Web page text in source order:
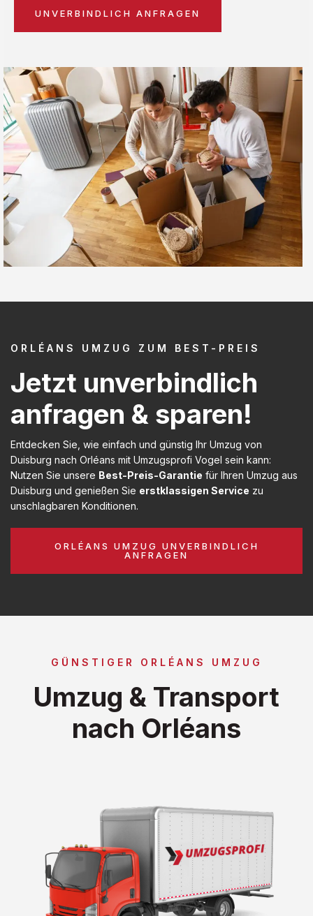
UNVERBINDLICH ANFRAGEN
ORLÉANS UMZUG ZUM BEST-PREIS
Jetzt unverbindlich
anfragen & sparen!
Entdecken Sie, wie einfach und günstig Ihr Umzug von
Duisburg nach Orléans mit Umzugsprofi Vogel sein kann:
Nutzen Sie unsere Best-Preis-Garantie für Ihren Umzug aus
Duisburg und genießen Sie erstklassigen Service zu
unschlagbaren Konditionen.
ORLÉANS UMZUG UNVERBINDLICH
ANFRAGEN
GÜNSTIGER ORLÉANS UMZUG
Umzug & Transport
nach Orléans